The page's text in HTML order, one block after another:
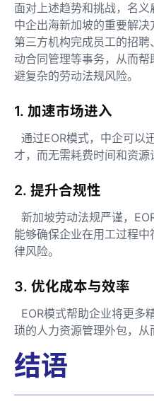
面对上述趋势和挑战，名
中企出海新加坡的重要解
第三方机构完成员工的招
动合同管理等事务，从而
避复杂的劳动法规风险。
1. 加速市场进入
通过EOR模式，中企可以
才，而无需耗费时间和资源
2. 提升合规性
新加坡劳动法规严谨，
能够确保企业在用工过程
律风险。
3. 优化成本与效率
EOR模式帮助企业将更多
琐的人力资源管理外包，从
结语